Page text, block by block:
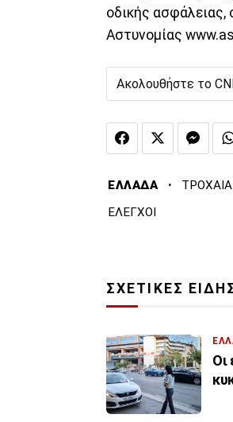
οδικής ασφάλειας,
Αστυνομίας
Ακολουθήστε το
ΕΛΛΑΔΑ · ΤΡΟΧΑΙΑ
ΕΛΕΓΧΟΙ
ΣΧΕΤΙΚΕΣ
Οι